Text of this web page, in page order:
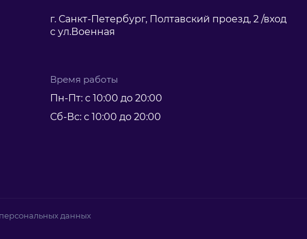
г. Санкт-Петербург, Полтавский проезд, 2 /вход
с ул.Военная
Время работы
Пн-Пт: с 10:00 до 20:00
Сб-Вс: с 10:00 до 20:00
данных